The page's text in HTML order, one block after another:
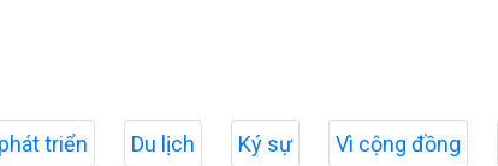
triển Du lịch Ký sự Vì cộng đồng